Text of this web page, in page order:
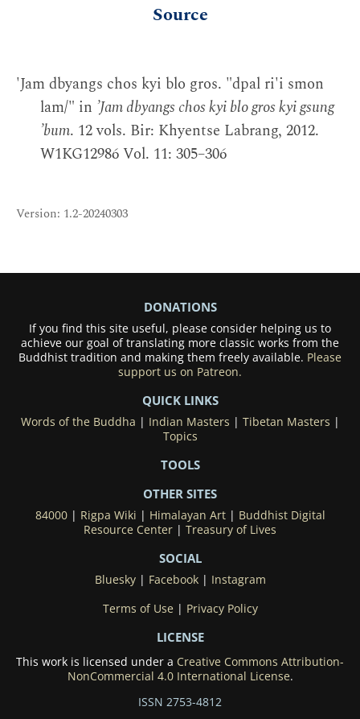
Source
'Jam dbyangs chos kyi blo gros. "dpal ri'i smon
lam/" in ’Jam dbyangs chos kyi blo gros kyi gsung
’bum. 12 vols. Bir: Khyentse Labrang, 2012.
W1KG12986 Vol. 11: 305–306
Version: 1.2-20240303
DONATIONS
If you find this site useful, please consider helping us to
achieve our goal of translating more classic works from the
Buddhist tradition and making them freely available. Please
support us on Patreon.
QUICK LINKS
Words of the Buddha | Indian Masters | Tibetan Masters |
Topics
TOOLS
OTHER SITES
84000| Rigpa Wiki | Himalayan Art| Buddhist Digital
Resource Center | Treasury of Lives
SOCIAL
Bluesky| Facebook| Instagram
Terms of Use | Privacy Policy
LICENSE
This work is licensed under a Creative Commons Attribution-
NonCommercial 4.0 International License.
ISSN 2753-4812